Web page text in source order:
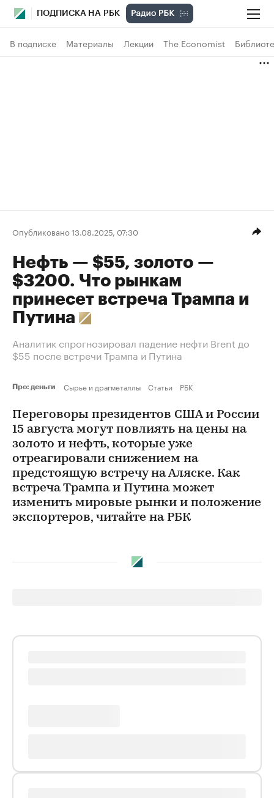
ПОДПИСКА НА РБК
В подписке Материалы Лекции The Economist
Опубликовано 13.08.2025, 07:30
Нефть — $55, золото —
$3200. Что рынкам
принесет встреча Трампа и
Путина
Аналитик спрогнозировал падение нефти Brent до
$55 после встречи Трампа и Путина
Про: деньги Сырье и драгметаллы Статьи РБК
Переговоры президентов США и России
15 августа могут повлиять на цены на
золото и нефть, которые уже
отреагировали снижением на
предстоящую встречу на Аляске. Как
встреча Трампа и Путина может
изменить мировые рынки и положение
экспортеров, читайте на РБК